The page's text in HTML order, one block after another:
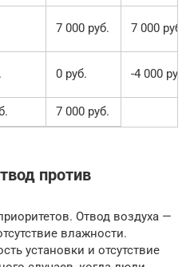
7 000 руб. 7 000 руб.
0 руб. -4 000 руб.
7 000 руб.
против
Отвод воздуха —
влажности.
установки и отсутствие